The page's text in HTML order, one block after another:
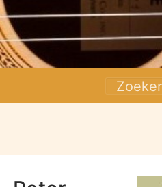
Zoeken